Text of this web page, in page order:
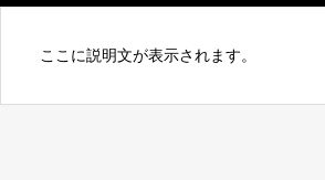
ここに説明文が表示されます。